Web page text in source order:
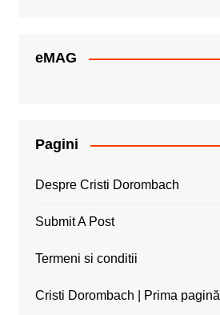
eMAG
Pagini
Despre Cristi Dorombach
Submit A Post
Termeni si conditii
Cristi Dorombach | Prima pagină